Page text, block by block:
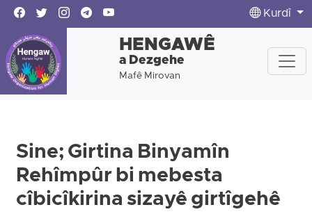
Kurdî
HENGAWÊ
a Dezgehe
Mafê Mirovan
Sine; Girtina Binyamîn
Rehîmpûr bi mebesta
cîbicîkirina sizayê girtîgehê